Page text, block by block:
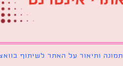
על האתר לשיתוף בוואצאפ